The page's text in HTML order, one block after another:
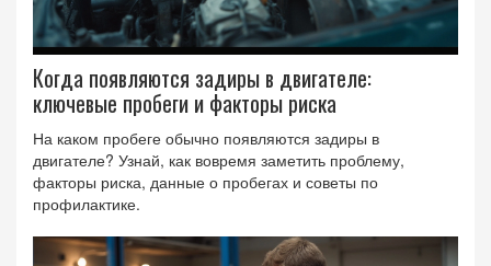
Когда появляются задиры в двигателе:
ключевые пробеги и факторы риска
На каком пробеге обычно появляются задиры в
двигателе? Узнай, как вовремя заметить проблему,
факторы риска, данные о пробегах и советы по
профилактике.